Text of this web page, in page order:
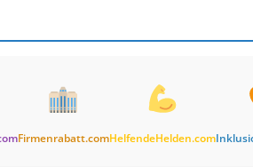
Firmenrabatt.comHelfendeHelden.com